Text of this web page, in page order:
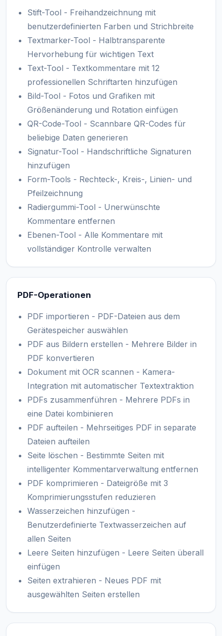
Stift-Tool - Freihandzeichnung mit
benutzerdefinierten Farben und Strichbreite
Textmarker-Tool - Halbtransparente
Hervorhebung für wichtigen Text
Text-Tool - Textkommentare mit 12
professionellen Schriftarten hinzufügen
Bild-Tool - Fotos und Grafiken mit
Größenänderung und Rotation einfügen
QR-Code-Tool - Scannbare QR-Codes für
beliebige Daten generieren
Signatur-Tool - Handschriftliche Signaturen
hinzufügen
Form-Tools - Rechteck-, Kreis-, Linien- und
Pfeilzeichnung
Radiergummi-Tool - Unerwünschte
Kommentare entfernen
Ebenen-Tool - Alle Kommentare mit
vollständiger Kontrolle verwalten
PDF-Operationen
PDF importieren - PDF-Dateien aus dem
Gerätespeicher auswählen
PDF aus Bildern erstellen - Mehrere Bilder in
PDF konvertieren
Dokument mit OCR scannen - Kamera-
Integration mit automatischer Textextraktion
PDFs zusammenführen - Mehrere PDFs in
eine Datei kombinieren
PDF aufteilen - Mehrseitiges PDF in separate
Dateien aufteilen
Seite löschen - Bestimmte Seiten mit
intelligenter Kommentarverwaltung entfernen
PDF komprimieren - Dateigröße mit 3
Komprimierungsstufen reduzieren
Wasserzeichen hinzufügen -
Benutzerdefinierte Textwasserzeichen auf
allen Seiten
Leere Seiten hinzufügen - Leere Seiten überall
einfügen
Seiten extrahieren - Neues PDF mit
ausgewählten Seiten erstellen